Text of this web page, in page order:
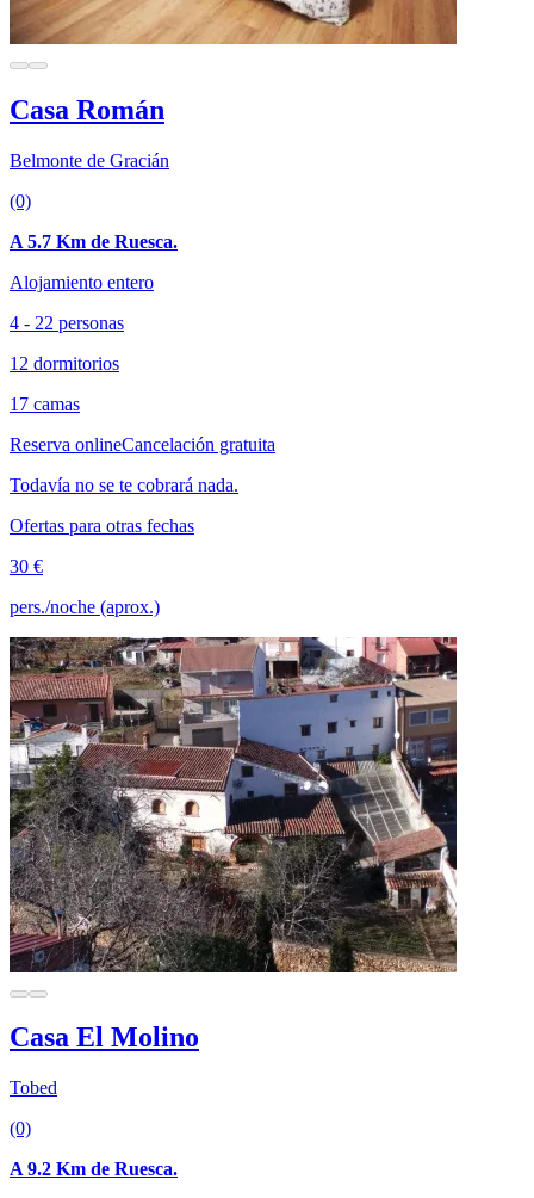
Casa Román
Belmonte de Gracián
(0)
A 5.7 Km de Ruesca.
Alojamiento entero
4 - 22 personas
12 dormitorios
17 camas
Reserva onlineCancelación gratuita
Todavía no se te cobrará nada.
Ofertas para otras fechas
30 €
pers./noche (aprox.)
Casa El Molino
Tobed
(0)
A 9.2 Km de Ruesca.